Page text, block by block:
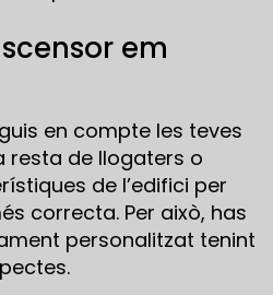
em
en compte les teves
resta de llogaters o
de l’edifici per
correcta. Per això, has
personalitzat tenint